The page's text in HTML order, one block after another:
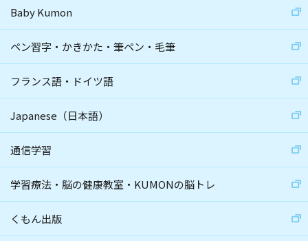
Baby Kumon
ペン習字・かきかた・筆ペン・毛筆
フランス語・ドイツ語
Japanese（日本語）
通信学習
学習療法・脳の健康教室・KUMONの脳トレ
くもん出版